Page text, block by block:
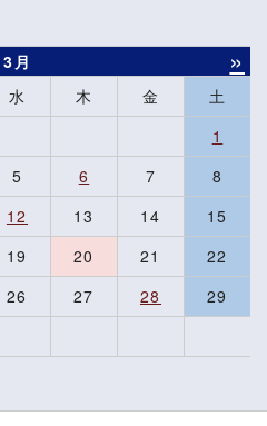
3月 »
水 木 金
土
1
5 6 7
8
12 13 14
15
19 20 21
22
26 27 28
29